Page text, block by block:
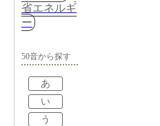
省エネルギ
ー
50音から探す
あ
い
う